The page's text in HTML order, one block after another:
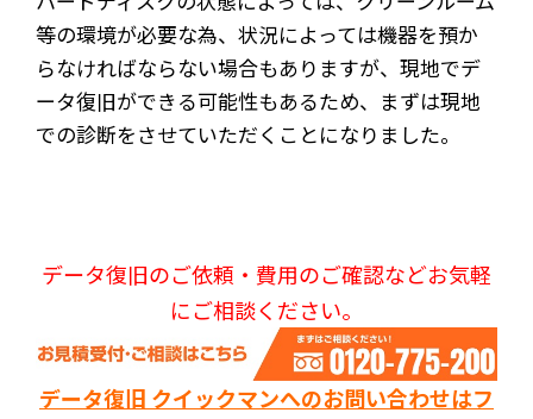
等の環境が必要な為、状況によっては機器を預か
らなければならない場合もありますが、現地でデ
ータ復旧ができる可能性もあるため、まずは現地
での診断をさせていただくことになりました。
データ復旧のご依頼・費用のご確認などお気軽
にご相談ください。
データ復旧 クイックマンへのお問い合わせはフ